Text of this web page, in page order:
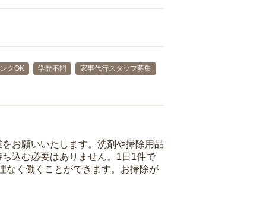
クOK 学歴不問
家事代行スタッフ募集
お願いいたします。洗剤や掃除用品
込む必要はありません。1日1件で
なく働くことができます。お掃除が